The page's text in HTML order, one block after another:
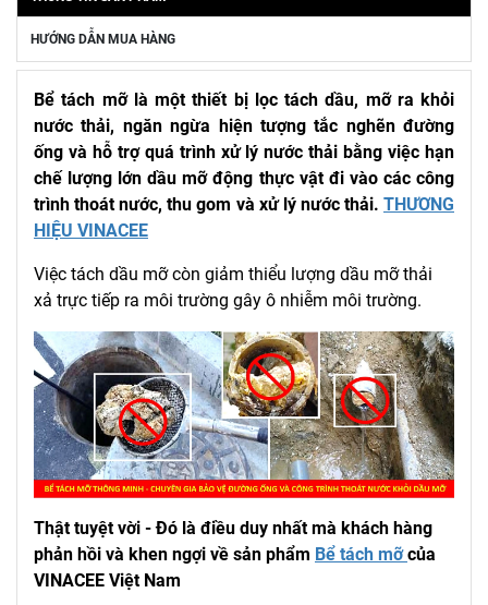
HƯỚNG DẪN MUA HÀNG
Bể tách mỡ là một thiết bị lọc tách dầu, mỡ ra khỏi
nước thải, ngăn ngừa hiện tượng tắc nghẽn đường
ống và hỗ trợ quá trình xử lý nước thải bằng việc hạn
chế lượng lớn dầu mỡ động thực vật đi vào các công
trình thoát nước, thu gom và xử lý nước thải. THƯƠNG
HIỆU VINACEE
Việc tách dầu mỡ còn giảm thiểu lượng dầu mỡ thải
xả trực tiếp ra môi trường gây ô nhiễm môi trường.
Thật tuyệt vời - Đó là điều duy nhất mà khách hàng
phản hồi và khen ngợi về sản phẩm Bể tách mỡcủa
VINACEE Việt Nam